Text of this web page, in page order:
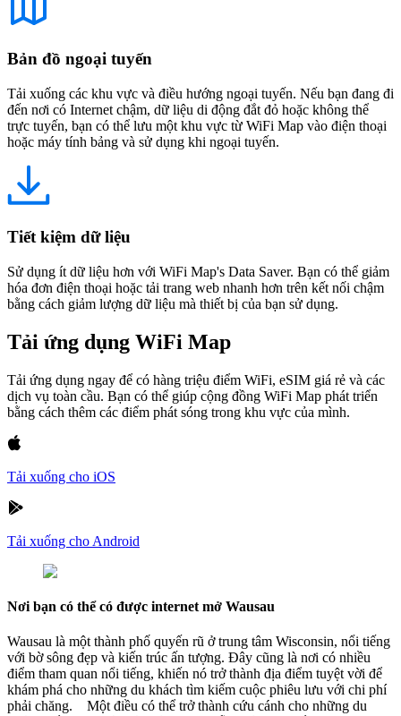
Bản đồ ngoại tuyến
Tải xuống các khu vực và điều hướng ngoại tuyến. Nếu bạn đang đi
đến nơi có Internet chậm, dữ liệu di động đắt đỏ hoặc không thể
trực tuyến, bạn có thể lưu một khu vực từ WiFi Map vào điện thoại
hoặc máy tính bảng và sử dụng khi ngoại tuyến.
Tiết kiệm dữ liệu
Sử dụng ít dữ liệu hơn với WiFi Map's Data Saver. Bạn có thể giảm
hóa đơn điện thoại hoặc tải trang web nhanh hơn trên kết nối chậm
bằng cách giảm lượng dữ liệu mà thiết bị của bạn sử dụng.
Tải ứng dụng WiFi Map
Tải ứng dụng ngay để có hàng triệu điểm WiFi, eSIM giá rẻ và các
dịch vụ toàn cầu. Bạn có thể giúp cộng đồng WiFi Map phát triển
bằng cách thêm các điểm phát sóng trong khu vực của mình.
Tải xuống cho iOS
Tải xuống cho Android
Nơi bạn có thể có được internet mở Wausau
Wausau là một thành phố quyến rũ ở trung tâm Wisconsin, nổi tiếng
với bờ sông đẹp và kiến trúc ấn tượng. Đây cũng là nơi có nhiều
điểm tham quan nổi tiếng, khiến nó trở thành địa điểm tuyệt vời để
khám phá cho những du khách tìm kiếm cuộc phiêu lưu với chi phí
phải chăng. Một điều có thể trở thành cứu cánh cho những du